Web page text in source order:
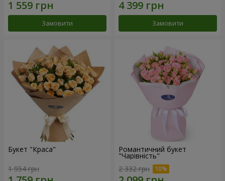
Замовити Замовити
Букет "Краса"
1 954 грн
Романтичний букет
"Чарівність"
2 332 грн